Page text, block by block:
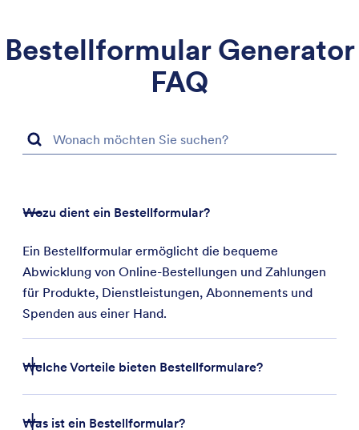
Bestellformular Generator
FAQ
Wozu dient ein Bestellformular?
Ein Bestellformular ermöglicht die bequeme
Abwicklung von Online-Bestellungen und Zahlungen
für Produkte, Dienstleistungen, Abonnements und
Spenden aus einer Hand.
Welche Vorteile bieten Bestellformulare?
Was ist ein Bestellformular?